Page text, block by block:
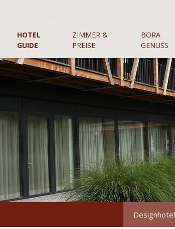
HOTEL
GUIDE
ZIMMER &
PREISE
BORA
GENUSS
Wir sind